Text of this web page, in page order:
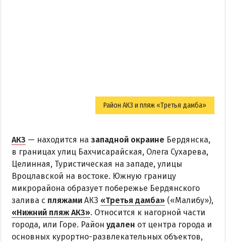
Район АКЗ и пляж «Третья дамба»
АКЗ — находится на западной окраине Бердянска,
в границах улиц Бахчисарайская, Олега Сухарева,
Целинная, Туристическая на западе, улицы
Вроцлавской на востоке. Южную границу
микрорайона образует побережье Бердянского
залива с пляжами АКЗ «Третья дамба» («Малибу»),
«Нижний пляж АКЗ». Относится к нагорной части
города, или Горе. Район удален от центра города и
основных курортно-развлекательных объектов,